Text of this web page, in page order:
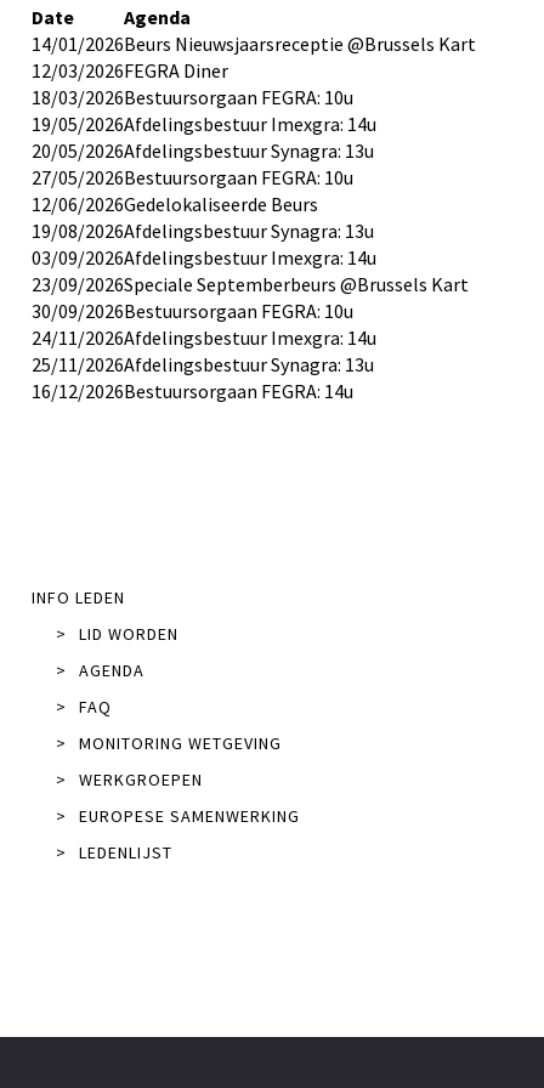
Date
Agenda
14/01/2026Beurs Nieuwsjaarsreceptie @Brussels Kart
12/03/2026FEGRA Diner
18/03/2026Bestuursorgaan FEGRA: 10u
19/05/2026Afdelingsbestuur Imexgra: 14u
20/05/2026Afdelingsbestuur Synagra: 13u
27/05/2026Bestuursorgaan FEGRA: 10u
12/06/2026Gedelokaliseerde Beurs
19/08/2026Afdelingsbestuur Synagra: 13u
03/09/2026Afdelingsbestuur Imexgra: 14u
23/09/2026Speciale Septemberbeurs @Brussels Kart
30/09/2026Bestuursorgaan FEGRA: 10u
24/11/2026Afdelingsbestuur Imexgra: 14u
25/11/2026Afdelingsbestuur Synagra: 13u
16/12/2026Bestuursorgaan FEGRA: 14u
INFO LEDEN
>
LID WORDEN
>
AGENDA
>
FAQ
>
MONITORING WETGEVING
>
WERKGROEPEN
>
EUROPESE SAMENWERKING
>
LEDENLIJST